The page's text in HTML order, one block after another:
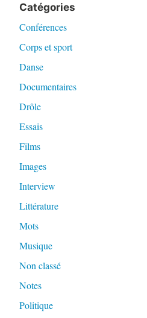
Catégories
Conférences
Corps et sport
Danse
Documentaires
Drôle
Essais
Films
Images
Interview
Littérature
Mots
Musique
Non classé
Notes
Politique